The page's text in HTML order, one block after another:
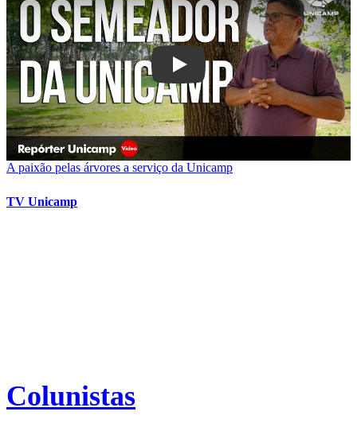
Play
A paixão pelas árvores a serviço da Unicamp
TV Unicamp
Colunistas